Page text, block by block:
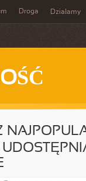
Droga Działamy